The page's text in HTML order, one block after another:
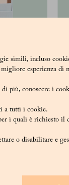
simili, incluso
esperienza di
di più, conoscere i
a tutti i cookie.
i quali è richiesto il
o disabilitare e